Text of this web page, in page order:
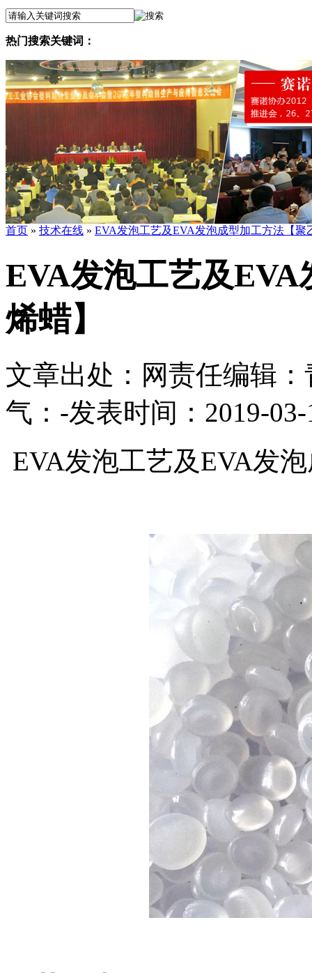
热门搜索关键词：
首页 » 技术在线 » EVA发泡工艺及EVA发泡成型加工方法【聚
EVA发泡工艺及
烯蜡】
文章出处： 网责任编辑
气： -发表时间：2019-
EVA发泡工艺及EVA发